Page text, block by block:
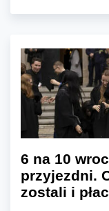
6 na 10
przyjezdni.
zostali i